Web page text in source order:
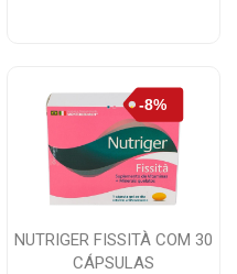
NUTRIGER FISSITÀ COM 30
CÁPSULAS